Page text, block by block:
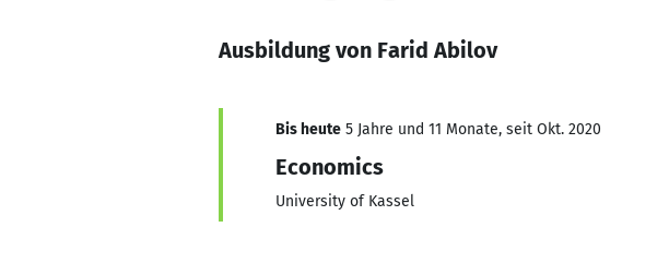
Ausbildung von Farid Abilov
Bis heute 5 Jahre und 11 Monate, seit Okt. 2020
Economics
University of Kassel